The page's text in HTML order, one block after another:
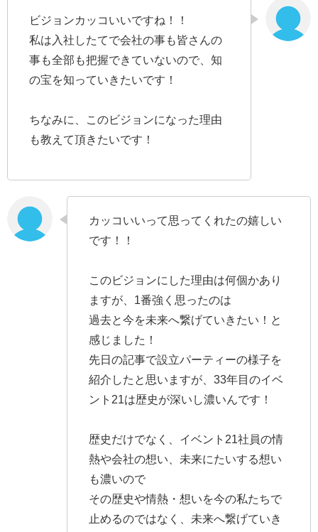
ビジョンカッコいいですね！！
私は入社したてで会社の事も皆さんの
事も全部も把握できていないので、知
の宝を知っていきたいです！
ちなみに、このビジョンになった理由
も教えて頂きたいです！
カッコいいって思ってくれたの嬉しい
です！！
このビジョンにした理由は何個かあり
ますが、1番強く思ったのは
過去と今を未来へ繋げていきたい！と
感じました！
先日の記事で設立パーティーの様子を
紹介したと思いますが、33年目のイベ
ント21は歴史が深いし濃いんです！
歴史だけでなく、イベント21社員の情
熱や会社の想い、未来にたいする想い
も濃いので
その歴史や情熱・想いを今の私たちで
止めるのではなく、未来へ繋げていき